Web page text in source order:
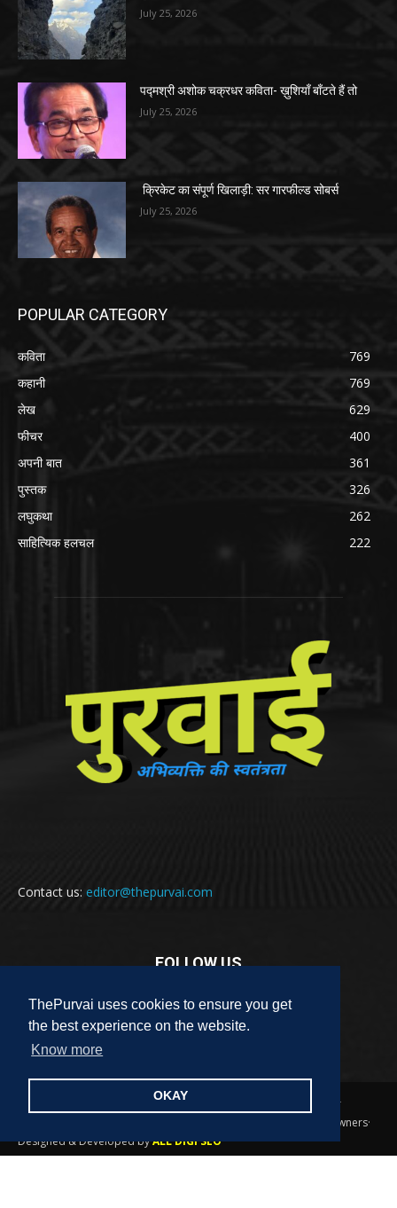
ThePurvai uses cookies to ensure you get
the best experience on the website.
Know more
OKAY
July 25, 2026
पद्मश्री अशोक चक्रधर कविता- ख़ुशियाँ बाँटते हैं तो
July 25, 2026
क्रिकेट का संपूर्ण खिलाड़ी: सर गारफील्ड सोबर्स
July 25, 2026
POPULAR CATEGORY
कविता
769
कहानी
769
लेख
629
फीचर
400
अपनी बात
361
पुस्तक
326
लघुकथा
262
साहित्यिक हलचल
222
Contact us: editor@thepurvai.com
FOLLOW US
Copyright 2018-2023 THE PURVAI | All Rights Reserved · And Our
Sitemap · All Logos & Trademark Belongs To Their Respective Owners·
Designed & Developed byALL DIGI SEO